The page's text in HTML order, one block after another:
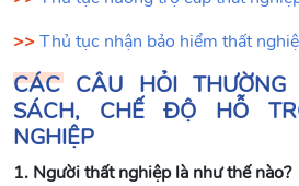
>>Thủ tục nhận bảo hiểm thất
CÁC CÂU HỎI
SÁCH, CHẾ ĐỘ HỖ
NGHIỆP
1. Người thất nghiệp là như thế nào?